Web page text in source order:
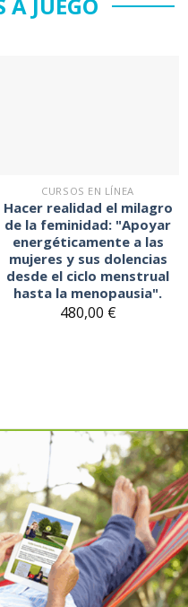
CURSOS EN LÍNEA
Hacer realidad el milagro
de la feminidad: "Apoyar
energéticamente a las
mujeres y sus dolencias
desde el ciclo menstrual
hasta la menopausia".
480,00 €